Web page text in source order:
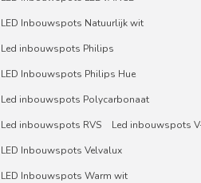
LED Inbouwspots Natuurlijk wit
Led inbouwspots Philips
LED Inbouwspots Philips Hue
Led inbouwspots Polycarbonaat
Led inbouwspots RVS
Led inbouwspots
LED Inbouwspots Velvalux
LED Inbouwspots Warm wit